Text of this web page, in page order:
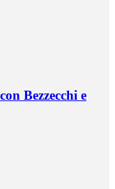
Bezzecchi e